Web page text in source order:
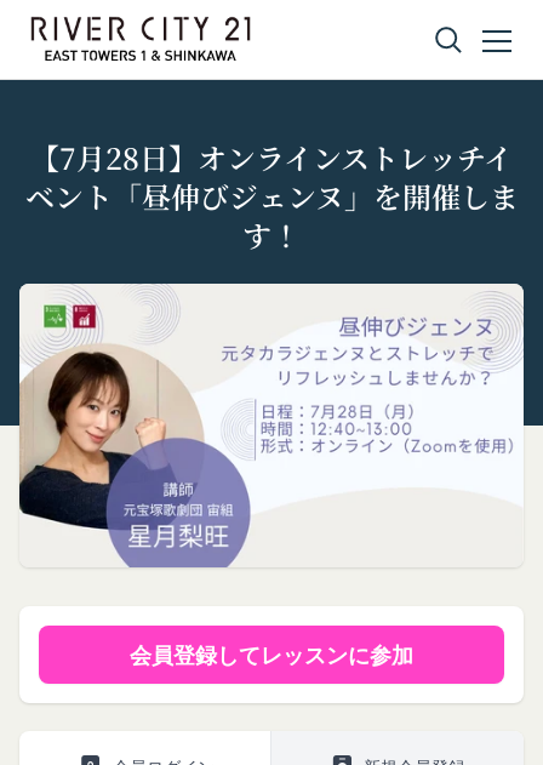
【7月28日】オンラインストレッチイ
ベント「昼伸びジェンヌ」を開催しま
す！
会員登録してレッスンに参加
プライバシーポリシー
株式会社GOYOH（以下「当社」といいます。）
は、当社が運営する各サービスにおいて、個人情報
の保護に関する法律、その他関連する法令等を遵守
かりした情報を取り扱い、正確性および機密性の保
持に努めます。
本文中の用語の定義は、個人情報保護法および関連
利用規約
株式会社GOYOHが運営するコミュニティポータル
サイトサービス（以下「本サービス」といいま
す。）のご利用規約（以下「本規約」といいま
本サービスをご利用される方は、ご登録される前に
本規約を必ずお読みになり、本規約に同意いただく
必要があります。
第1条（定義）
Amazonギフト券
Amazon.co.jpで使えるデジタル商品券です。
会員情報に登録されているメールアドレス宛にギフ
ト券番号を贈ります。
メールに記載されたギフト券番号をご用意くださ
い。
ギフト券番号を入力し、 ここに適用を選択します。